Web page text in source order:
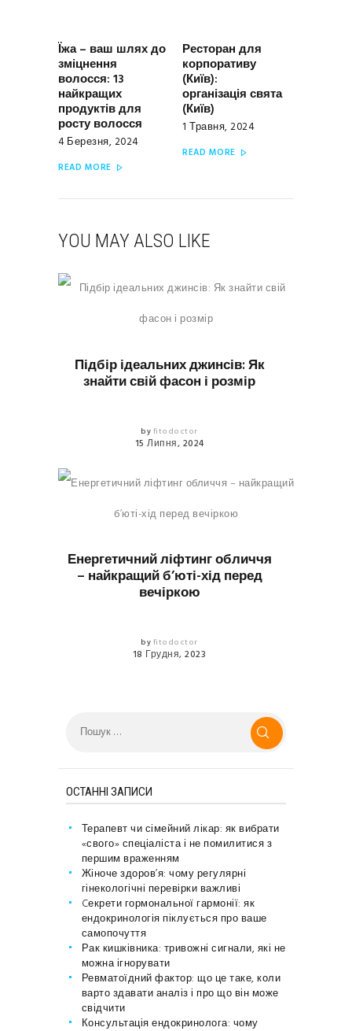
Previous
post:
Їжа – ваш шлях до
зміцнення
волосся: 13
найкращих
продуктів для
росту волосся
4 Березня, 2024
READ MORE
Next
post:
Ресторан для
корпоративу
(Київ):
організація свята
(Київ)
1 Травня, 2024
READ MORE
YOU MAY ALSO LIKE
Підбір ідеальних джинсів: Як
знайти свій фасон і розмір
by fitodoctor
15 Липня, 2024
Енергетичний ліфтинг обличчя
– найкращий б’юті-хід перед
вечіркою
by fitodoctor
18 Грудня, 2023
ОСТАННІ ЗАПИСИ
Терапевт чи сімейний лікар: як вибрати
«свого» спеціаліста і не помилитися з
першим враженням
Жіноче здоров’я: чому регулярні
гінекологічні перевірки важливі
Cекрети гормональної гармонії: як
ендокринологія піклується про ваше
самопочуття
Рак кишківника: тривожні сигнали, які не
можна ігнорувати
Ревматоїдний фактор: що це таке, коли
варто здавати аналіз і про що він може
свідчити
Консультація ендокринолога: чому